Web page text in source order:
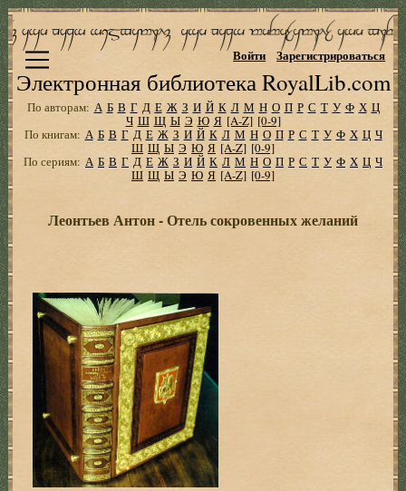
Электронная библиотека RoyalLib.com
Войти Зарегистрироваться
По авторам: А Б В Г Д Е Ж З И Й К Л М Н О П Р С Т У Ф Х Ц
Ч Ш Щ Ы Э Ю Я [A-Z] [0-9]
По книгам: А Б В Г Д Е Ж З И Й К Л М Н О П Р С Т У Ф Х Ц Ч
Ш Щ Ы Э Ю Я [A-Z] [0-9]
По сериям: А Б В Г Д Е Ж З И Й К Л М Н О П Р С Т У Ф Х Ц Ч
Ш Щ Ы Э Ю Я [A-Z] [0-9]
Леонтьев Антон - Отель сокровенных желаний